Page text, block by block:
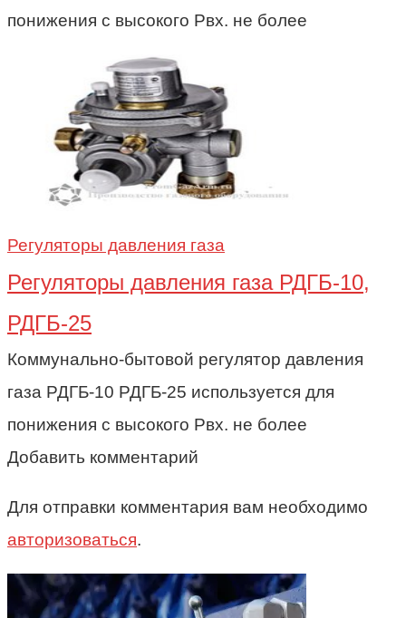
понижения с высокого Рвх. не более
Регуляторы давления газа
Регуляторы давления газа РДГБ-10,
РДГБ-25
Коммунально-бытовой регулятор давления
газа РДГБ-10 РДГБ-25 используется для
понижения с высокого Рвх. не более
Добавить комментарий
Для отправки комментария вам необходимо
авторизоваться.